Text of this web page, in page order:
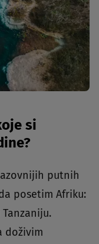
si
putnih
posetim Afriku:
doživim